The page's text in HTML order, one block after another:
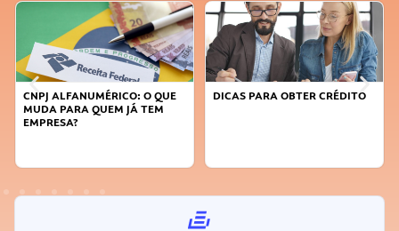
CNPJ ALFANUMÉRICO: O QUE
MUDA PARA QUEM JÁ TEM
EMPRESA?
DICAS PARA OBTER CRÉDITO